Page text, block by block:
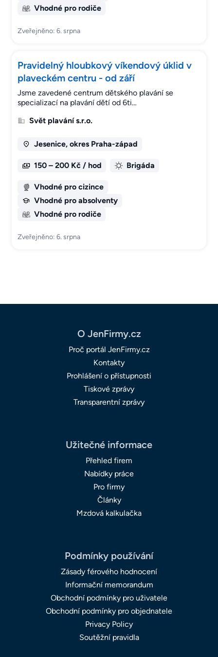
Vhodné pro rodiče
Zveřejněno: 6. srpna
Pravidelný hloubkový víkendový úklid v
plaveckém centru - od září
Jsme zavedené centrum dětského plavání se
specializací na plavání dětí od 6ti…
Svět plavání s.r.o.
Jesenice, okres Praha-západ
150 – 200 Kč / hod Brigáda
Vhodné pro cizince
Vhodné pro absolventy
Vhodné pro rodiče
Zveřejněno: 6. srpna
O JenFirmy.cz
Proč portál JenFirmy.cz
Kontakty
Prohlášení o přístupnosti
Tiskové zprávy
Transparentní zprávy
Užitečné informace
Přehled firem
Nabídky práce
Pro firmy
Články
Mzdová kalkulačka
Podmínky používání
Zásady férového hodnocení
Informační memorandum
Obchodní podmínky pro uživatele
Obchodní podmínky pro objednatele
Privacy Policy
Soutěžní pravidla